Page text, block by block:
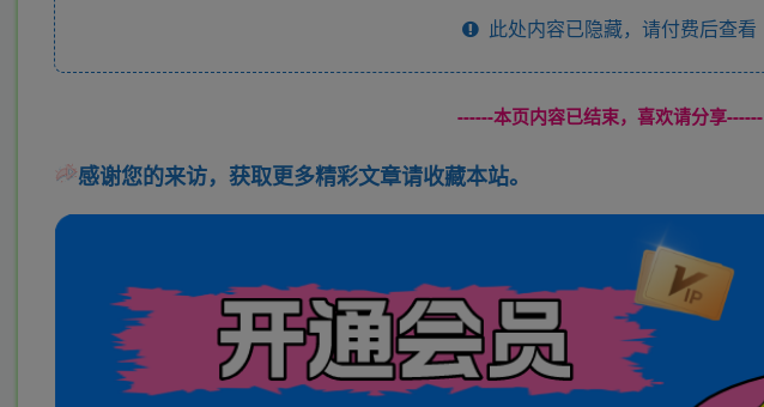
此处内容已隐藏，请付费后查看
------本页内容已结束，喜欢请分享------
感谢您的来访，获取更多精彩文章请收藏本站。